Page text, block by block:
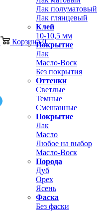
Лак полуматовый
Лак глянцевый
Клей
10-10,5 мм
Покрытие
Лак
Масло-Воск
Без покрытия
Оттенки
Светлые
Темные
Смешанные
Покрытие
Лак
Масло
Любое на выбор
Масло-Воск
Порода
Дуб
Орех
Ясень
Фаска
Без фаски
Корзина 0